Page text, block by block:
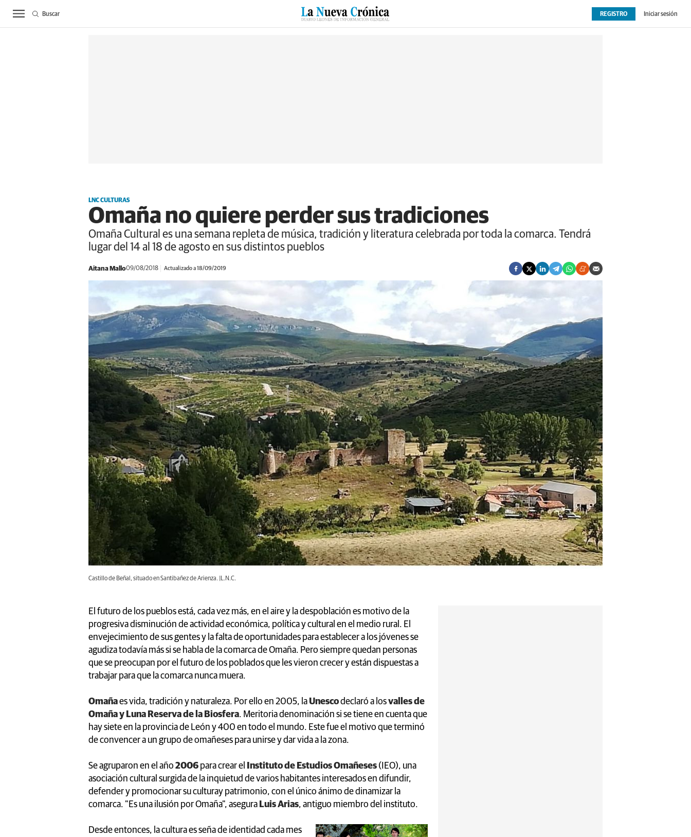
ACTUALIDAD BIERZO SUCESOS CULTURAS ESPECIALES DEPORTES OPINIÓN EXTRAS
REGISTRO Iniciar sesión
Buscar
LNC CULTURAS
Omaña no quiere perder sus tradiciones
Omaña Cultural es una semana repleta de música, tradición y literatura celebrada por toda la comarca. Tendrá
lugar del 14 al 18 de agosto en sus distintos pueblos
Aitana Mallo09/08/2018 Actualizado a 18/09/2019
Castillo de Beñal, situado en Santibañez de Arienza. |L.N.C.
El futuro de los pueblos está, cada vez más, en el aire y la despoblación es motivo de la
progresiva disminución de actividad económica, política y cultural en el medio rural. El
envejecimiento de sus gentes y la falta de oportunidades para establecer a los jóvenes se
agudiza todavía más si se habla de la comarca de Omaña. Pero siempre quedan personas
que se preocupan por el futuro de los poblados que les vieron crecer y están dispuestas a
trabajar para que la comarca nunca muera.
Omañaes vida, tradición y naturaleza. Por ello en 2005, laUnescodeclaró a losvalles de
Omaña y Luna Reserva de la Biosfera. Meritoria denominación si se tiene en cuenta que
hay siete en la provincia de León y 400 en todo el mundo. Este fue el motivo que terminó
de convencer a un grupo de omañeses para unirse y dar vida a la zona.
Se agruparon en el año 2006 para crear el Instituto de Estudios Omañeses (IEO), una
asociación cultural surgida de la inquietud de varios habitantes interesados en difundir,
defender y promocionar su culturay patrimonio, con el único ánimo de dinamizar la
comarca. "Es una ilusión por Omaña", asegura Luis Arias, antiguo miembro del instituto.
Desde entonces, la cultura es seña de identidad cada mes